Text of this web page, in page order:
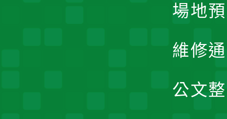
場地
維修
公文